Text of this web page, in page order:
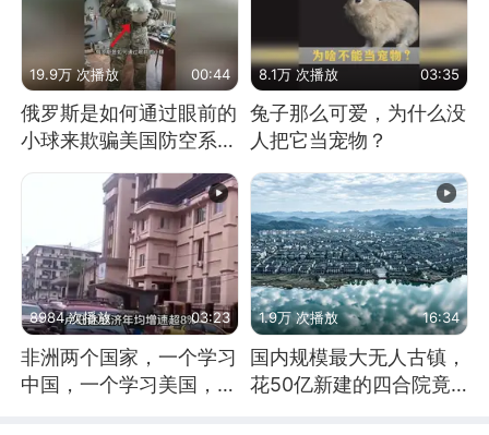
19.9万 次播放 00:44
俄罗斯是如何通过眼前的
小球来欺骗美国防空系统
8.1万 次播放 03:35
兔子那么可爱，为什么没
人把它当宠物？
8984 次播放 03:23
非洲两个国家，一个学习
中国，一个学习美国，结
1.9万 次播放 16:34
国内规模最大无人古镇，
花50亿新建的四合院竟